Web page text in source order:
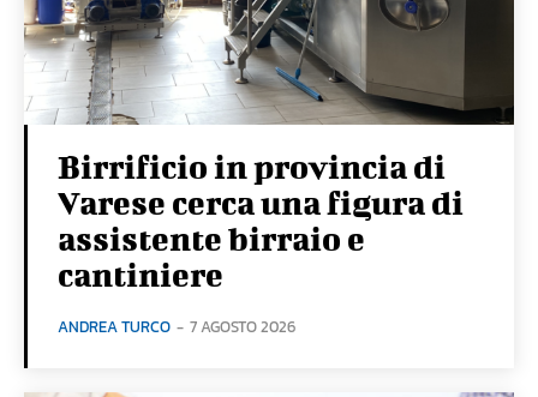
Birrificio in provincia di
Varese cerca una figura di
assistente birraio e
cantiniere
ANDREA TURCO - 7 AGOSTO 2026